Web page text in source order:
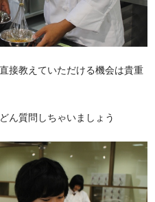
接教えていただける機会は貴重
ん質問しちゃいましょう